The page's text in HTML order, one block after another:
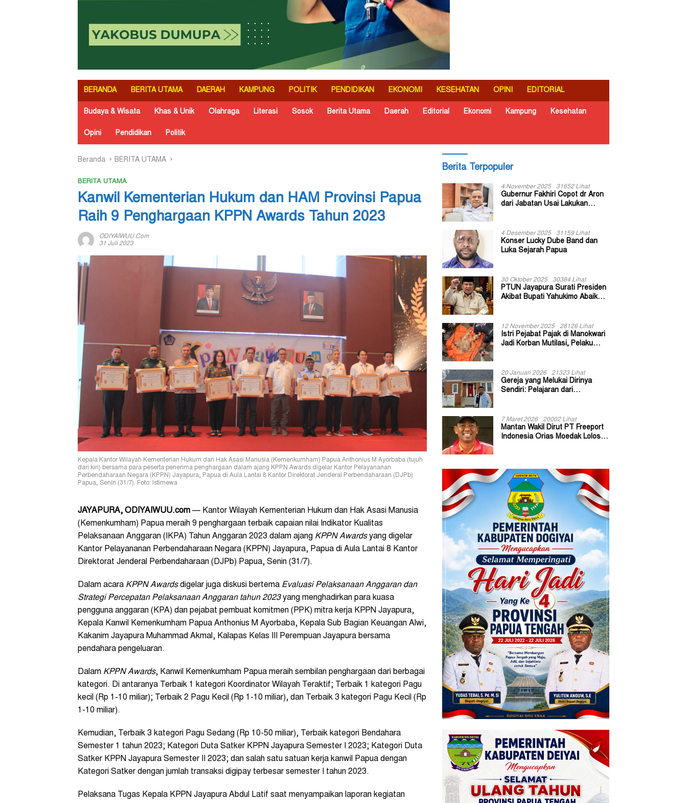
BERANDA BERITA UTAMA DAERAH KAMPUNG POLITIK PENDIDIKAN EKONOMI KESEHATAN OPINI EDITORIAL
Budaya & Wisata Khas & Unik Olahraga Literasi Sosok Berita Utama Daerah Editorial Ekonomi Kampung Kesehatan
Opini Pendidikan Politik
Beranda BERITA UTAMA
BERITA UTAMA
Kanwil Kementerian Hukum dan HAM Provinsi Papua
Raih 9 Penghargaan KPPN Awards Tahun 2023
ODIYAIWUU.com
31 Juli 2023
Kepala Kantor Wilayah Kementerian Hukum dan Hak Asasi Manusia (Kemenkumham) Papua Anthonius M Ayorbaba (tujuh
dari kiri) bersama para peserta penerima penghargaan dalam ajang KPPN Awards digelar Kantor Pelayananan
Perbendaharaan Negara (KPPN) Jayapura, Papua di Aula Lantai 8 Kantor Direktorat Jenderal Perbendaharaan (DJPb)
Papua, Senin (31/7). Foto: Istimewa
JAYAPURA, ODIYAIWUU.com — Kantor Wilayah Kementerian Hukum dan Hak Asasi Manusia
(Kemenkumham) Papua meraih 9 penghargaan terbaik capaian nilai Indikator Kualitas
Pelaksanaan Anggaran (IKPA) Tahun Anggaran 2023 dalam ajang KPPN Awardsyang digelar
Kantor Pelayananan Perbendaharaan Negara (KPPN) Jayapura, Papua di Aula Lantai 8 Kantor
Direktorat Jenderal Perbendaharaan (DJPb) Papua, Senin (31/7).
Dalam acara KPPN Awardsdigelar juga diskusi bertema Evaluasi PelaksanaanAnggaran dan
Strategi Percepatan PelaksanaanAnggaran tahun 2023yang menghadirkan para kuasa
pengguna anggaran (KPA) dan pejabat pembuat komitmen (PPK) mitra kerja KPPN Jayapura,
Kepala Kanwil Kemenkumham Papua Anthonius M Ayorbaba, Kepala Sub Bagian Keuangan Alwi,
Kakanim Jayapura Muhammad Akmal, Kalapas Kelas III Perempuan Jayapura bersama
pendahara pengeluaran.
Dalam KPPN Awards, Kanwil Kemenkumham Papua meraih sembilan penghargaan dari berbagai
kategori. Di antaranya Terbaik 1 kategori Koordinator Wilayah Teraktif; Terbaik 1 kategori Pagu
kecil (Rp 1-10 miliar); Terbaik 2 Pagu Kecil (Rp 1-10 miliar), dan Terbaik 3 kategori Pagu Kecil (Rp
1-10 miliar).
Kemudian, Terbaik 3 kategori Pagu Sedang (Rp 10-50 miliar), Terbaik kategori Bendahara
Semester 1 tahun 2023; Kategori Duta Satker KPPN Jayapura Semester I 2023; Kategori Duta
Satker KPPN Jayapura Semester II 2023; dan salah satu satuan kerja kanwil Papua dengan
Kategori Satker dengan jumlah transaksi digipay terbesar semester I tahun 2023.
Pelaksana Tugas Kepala KPPN Jayapura Abdul Latif saat menyampaikan laporan kegiatan
Berita Terpopuler
4 November 2025 31652 Lihat
Gubernur Fakhiri Copot dr Aron
dari Jabatan Usai Lakukan
4 Desember 2025 31159 Lihat
Konser Lucky Dube Band dan
Luka Sejarah Papua
30 Oktober 2025 30384 Lihat
PTUN Jayapura Surati Presiden
Akibat Bupati Yahukimo Abaikan
12 November 2025 28126 Lihat
Istri Pejabat Pajak di Manokwari
Jadi Korban Mutilasi, Pelaku
20 Januari 2026 21323 Lihat
Gereja yang Melukai Dirinya
Sendiri: Pelajaran dari
7 Maret 2026 20002 Lihat
Mantan Wakil Dirut PT Freeport
Indonesia Orias Moedak Lolos